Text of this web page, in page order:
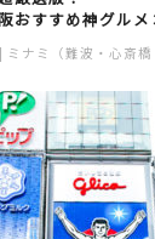
おすすめ神グルメ
ミナミ（難波・心斎橋